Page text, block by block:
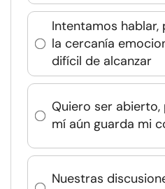
Intentamos
la cercanía
difícil de alcanzar
Quiero ser
mí aún guarda mi
Nuestras